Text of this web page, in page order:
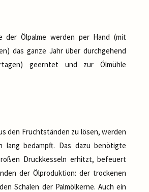
der Ölpalme werden per Hand (mit
das ganze Jahr über durchgehend
geerntet und zur Ölmühle
den Fruchtständen zu lösen, werden
lang bedampft. Das dazu benötigte
Druckkesseln erhitzt, befeuert
der Ölproduktion: der trockenen
Schalen der Palmölkerne. Auch ein